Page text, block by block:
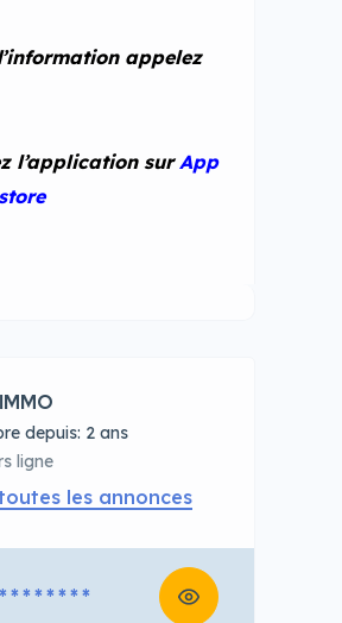
appelez
l’application surApp
depuis: 2 ans
ligne
les annonces
* * * * * * *